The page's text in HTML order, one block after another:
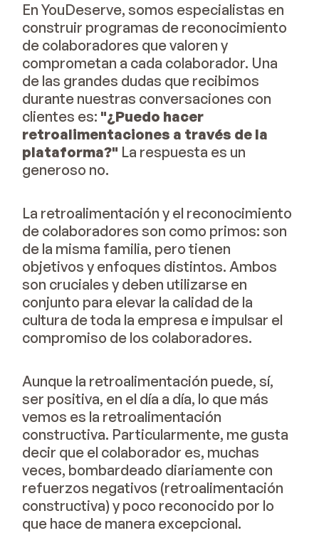
En YouDeserve, somos especialistas en
construir programas de reconocimiento
de colaboradores que valoren y
comprometan a cada colaborador. Una
de las grandes dudas que recibimos
durante nuestras conversaciones con
clientes es: "¿Puedo hacer
retroalimentaciones a través de la
plataforma?" La respuesta es un
generoso no.
La retroalimentación y el reconocimiento
de colaboradores son como primos: son
de la misma familia, pero tienen
objetivos y enfoques distintos. Ambos
son cruciales y deben utilizarse en
conjunto para elevar la calidad de la
cultura de toda la empresa e impulsar el
compromiso de los colaboradores.
Aunque la retroalimentación puede, sí,
ser positiva, en el día a día, lo que más
vemos es la retroalimentación
constructiva. Particularmente, me gusta
decir que el colaborador es, muchas
veces, bombardeado diariamente con
refuerzos negativos (retroalimentación
constructiva) y poco reconocido por lo
que hace de manera excepcional.